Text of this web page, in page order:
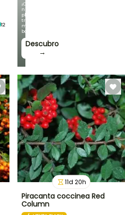
¡Con
nuestras
plantas
trepadoras
más
bonitas!
Descubro
→
12
11d 20h
Piracanta coccinea Red
Column